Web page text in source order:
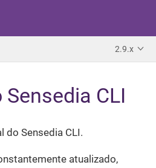
2.9.x
CLI
do Sensedia CLI.
atualizado,